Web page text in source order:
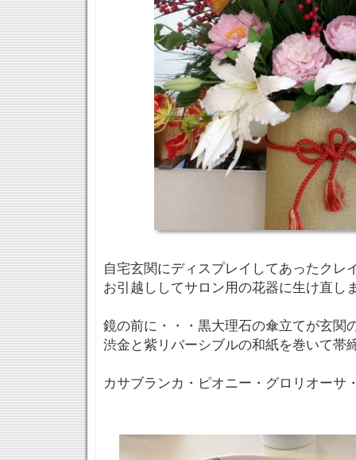
自宅玄関にディスプレイしてあったクレ
お引越ししてサロン用の花器に生け直し
鏡の前に・・・黒大理石の傘立てが玄関
渋金と紫リバーシブルの和紙を巻いて帯
カサブランカ・ピオニー・グロリオーサ